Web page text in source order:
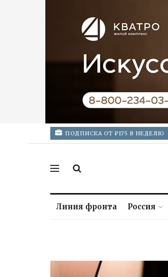
ПОДПИСКА ОТ ₽175 В НЕДЕЛЮ
Линия фронта Россия